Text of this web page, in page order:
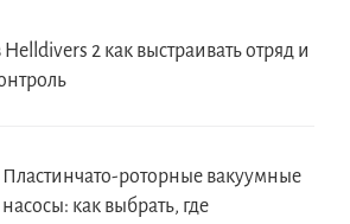
Helldivers 2 как выстраивать отряд и
Пластинчато-роторные вакуумные
насосы: как выбрать, где